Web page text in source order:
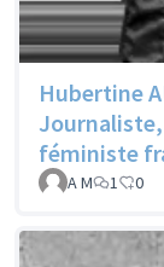
Hubertine
féministe
A M 1 0